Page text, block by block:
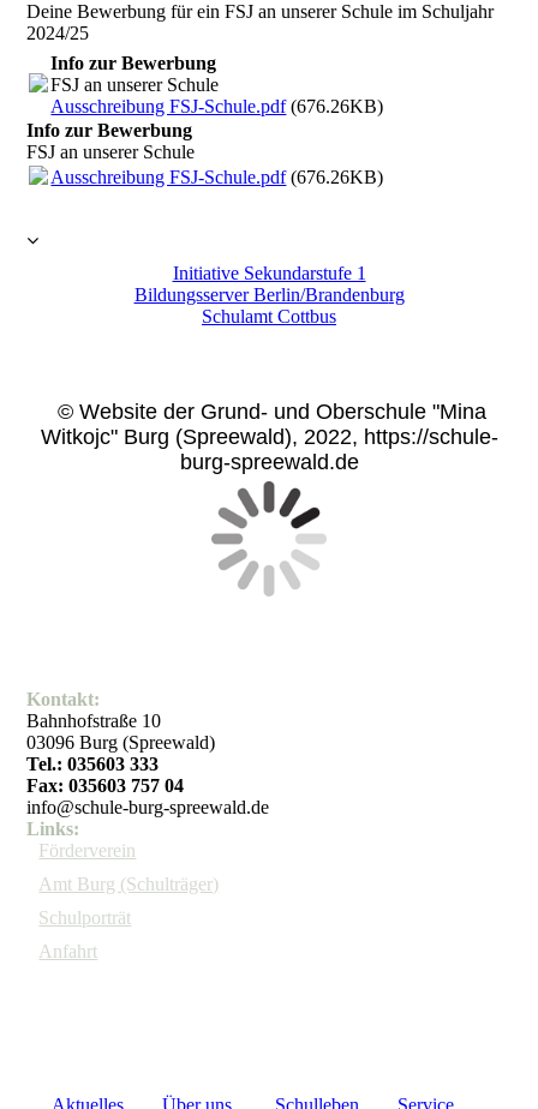
Deine Bewerbung für ein FSJ an unserer Schule im Schuljahr
2024/25
Info zur Bewerbung
FSJ an unserer Schule
Ausschreibung FSJ-Schule.pdf(676.26KB)
Info zur Bewerbung
FSJ an unserer Schule
Ausschreibung FSJ-Schule.pdf(676.26KB)
Initiative Sekundarstufe 1
Bildungsserver Berlin/Brandenburg
Schulamt Cottbus
© Website der Grund- und Oberschule "Mina
Witkojc" Burg (Spreewald), 2022, https://schule-
burg-spreewald.de
Kontakt:
Bahnhofstraße 10
03096 Burg (Spreewald)
Tel.: 035603 333
Fax: 035603 757 04
info@schule-burg-spreewald.de
Links:
Förderverein
Amt Burg (Schulträger)
Schulporträt
Anfahrt